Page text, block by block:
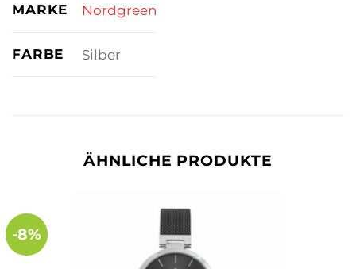
MARKE Nordgreen
FARBE Silber
ÄHNLICHE PRODUKTE
-8%